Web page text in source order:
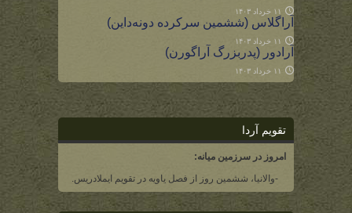
۱۱ خرداد ۱۴۰۳
آراگلاس (ششمین سرکرده دونه‌داین)
۱۱ خرداد ۱۴۰۳
آرادور (پدربزرگ آراگورن)
۱۱ خرداد ۱۴۰۳
تقویم آردا
امروز در سرزمین میانه:
-والانیا، ششمین روز از فصل یاویه در تقویم ایملادریس.